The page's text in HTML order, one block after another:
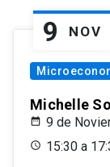
9 NOV
Michelle
9 de
15:30 a